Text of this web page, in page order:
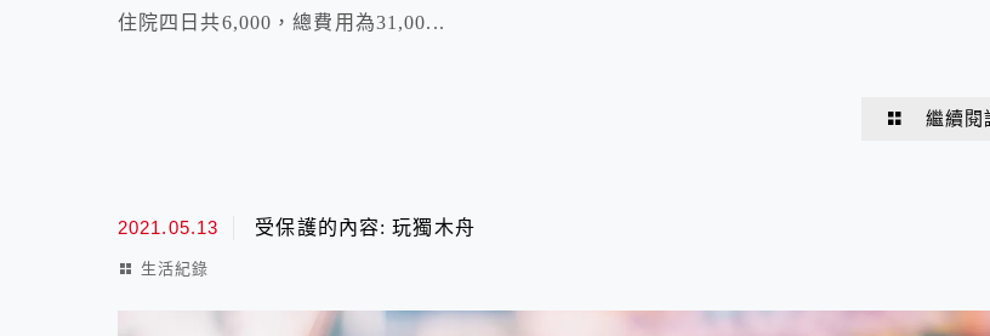
住院四日共6,000，總費用為31,00...
繼續閱
2021.05.13 受保護的內容: 玩獨木舟
生活紀錄